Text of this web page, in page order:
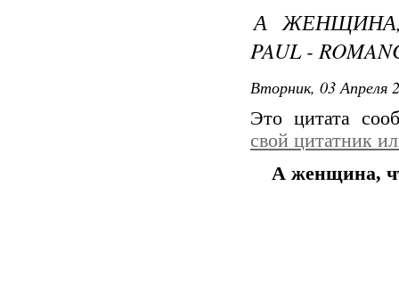
А ЖЕНЩИНА,
PAUL -
Вторник, 03 Апреля
Это цитата
свой цитатник
А женщина,